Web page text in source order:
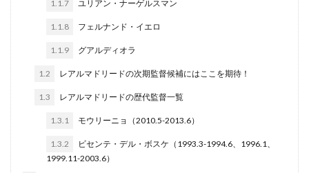
1.1.7 ユリアン・ナーゲルスマン
1.1.8 フェルナンド・イエロ
1.1.9 グアルディオラ
1.2 レアルマドリードの次期監督候補にはここを期待！
1.3 レアルマドリードの歴代監督一覧
1.3.1 モウリーニョ（2010.5-2013.6）
1.3.2
ビセンテ・デル・ボスケ（1993.3-1994.6、1996.1、
1999.11-2003.6）